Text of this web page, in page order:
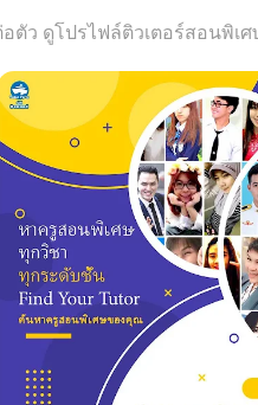
ว ดูโปรไฟล์ติวเตอร์สอนพิเ